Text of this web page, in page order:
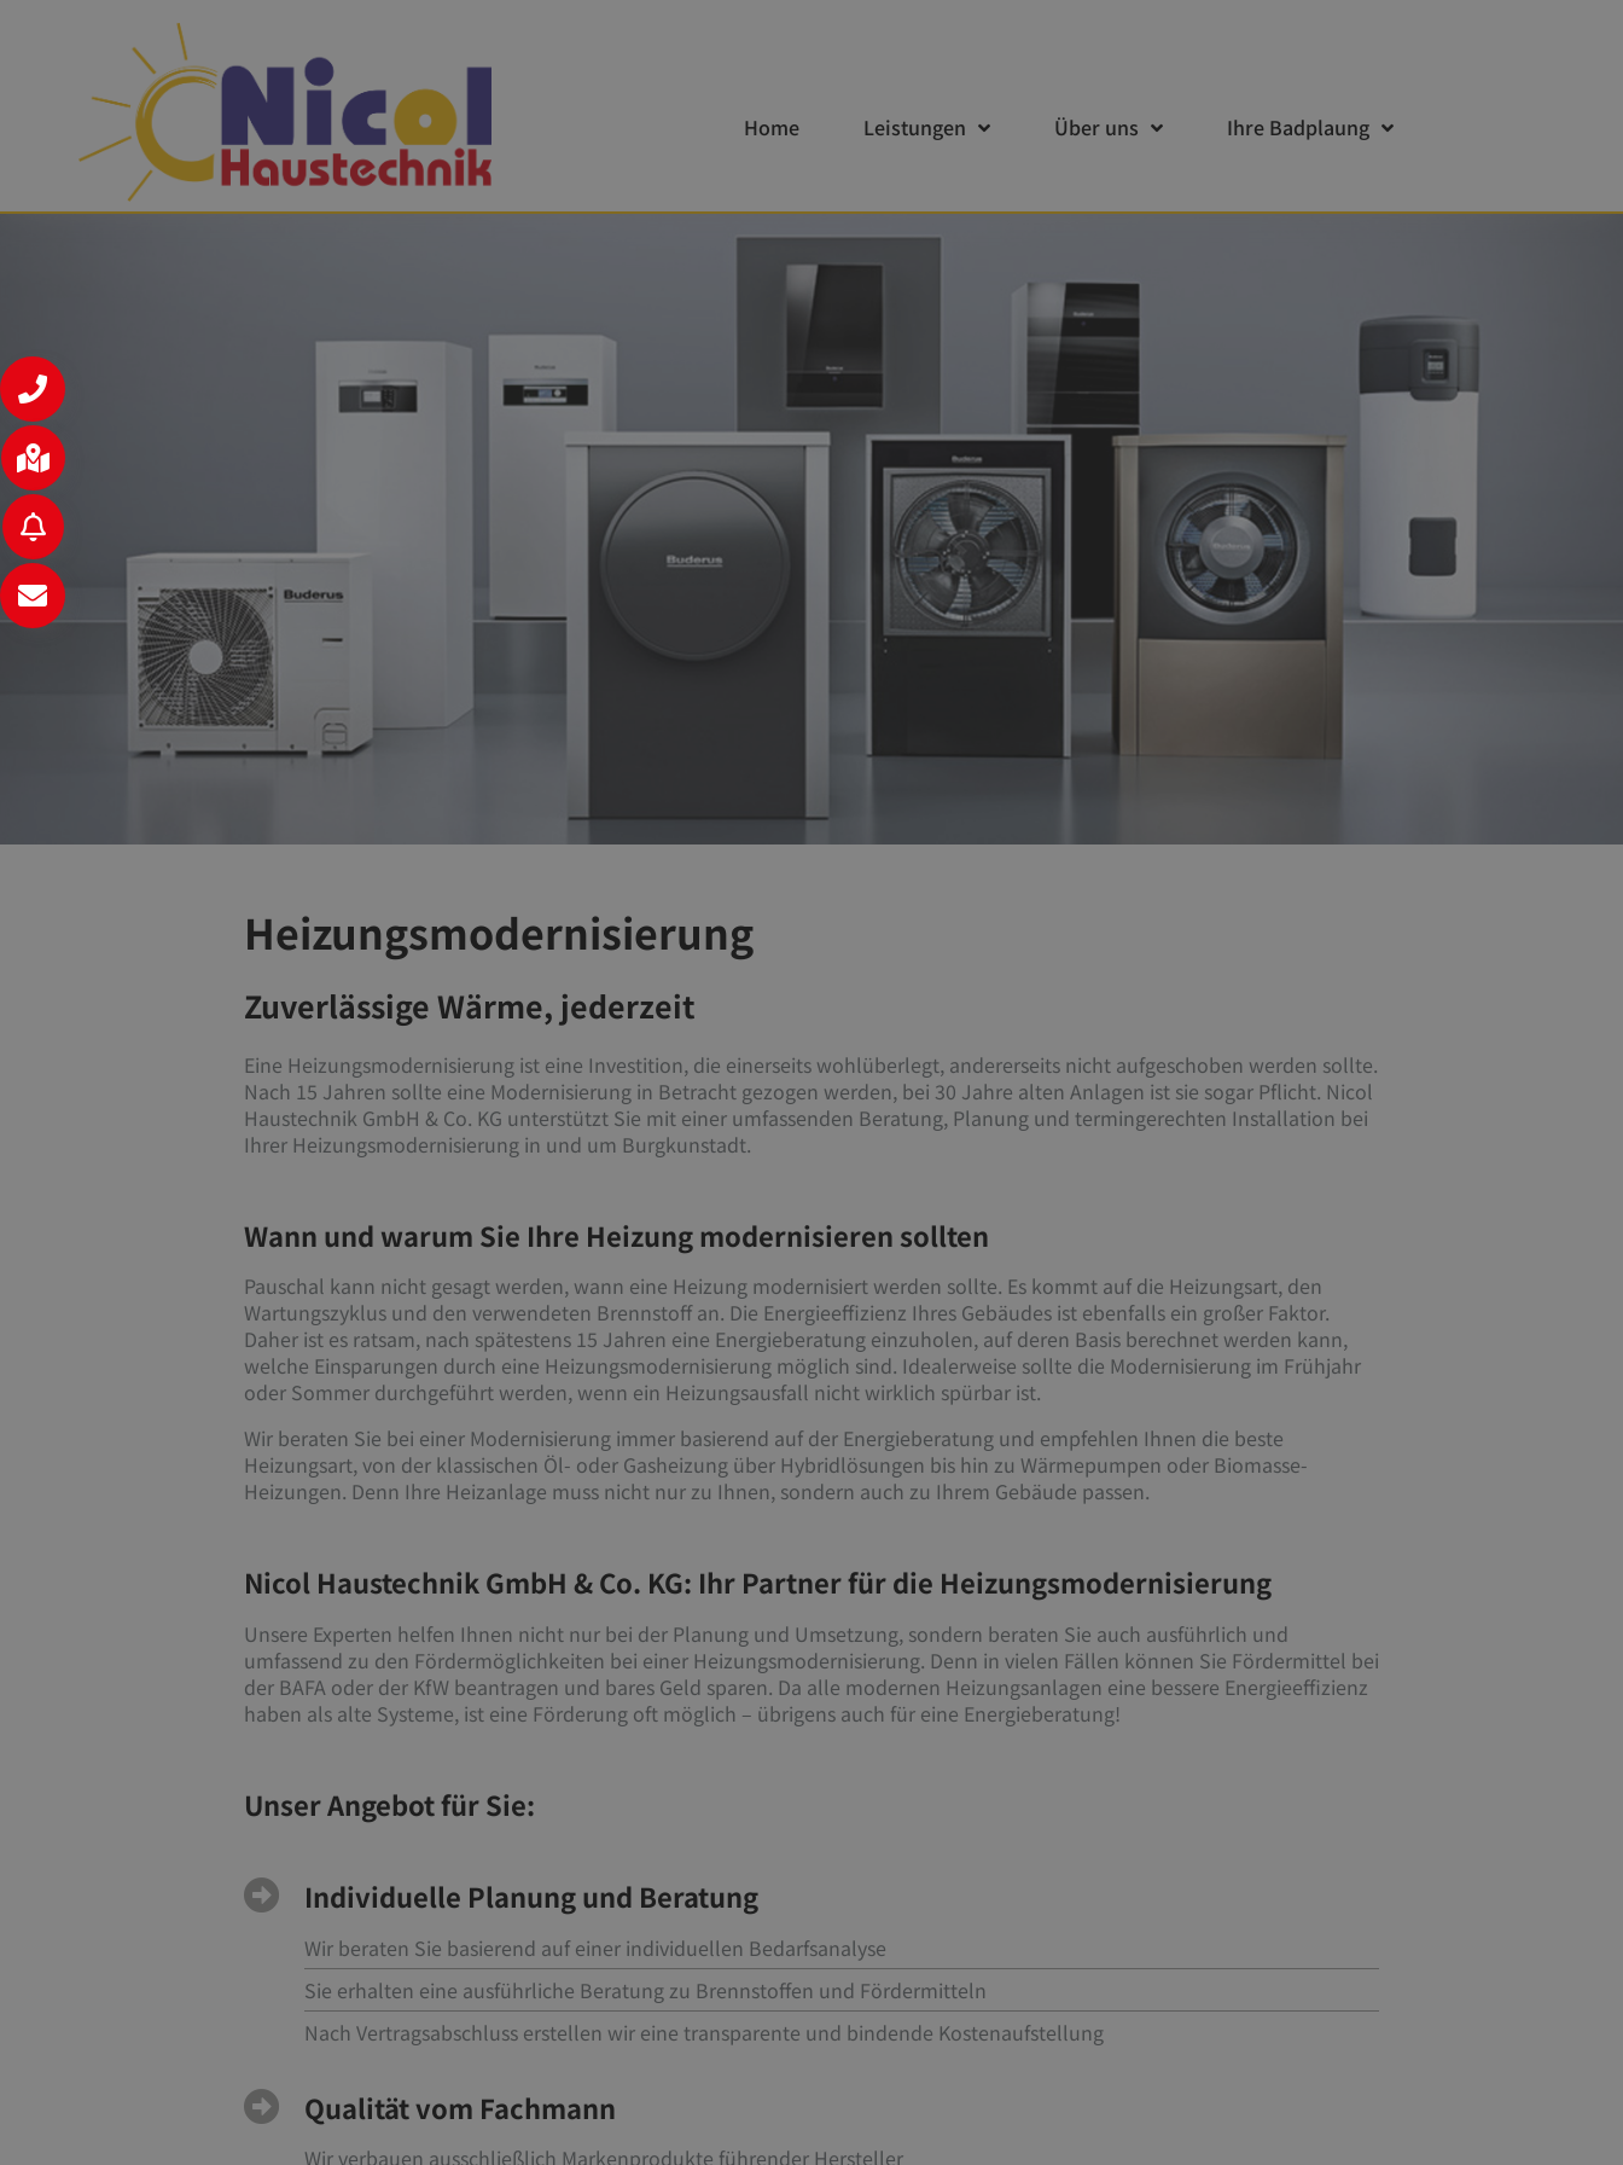
Home Leistungen Über uns Ihre Badplaung
Heizungsmodernisierung
Zuverlässige Wärme, jederzeit
Eine Heizungsmodernisierung ist eine Investition, die einerseits wohlüberlegt, andererseits nicht aufgeschoben werden sollte.
Nach 15 Jahren sollte eine Modernisierung in Betracht gezogen werden, bei 30 Jahre alten Anlagen ist sie sogar Pflicht. Nicol
Haustechnik GmbH & Co. KG unterstützt Sie mit einer umfassenden Beratung, Planung und termingerechten Installation bei
Ihrer Heizungsmodernisierung in und um Burgkunstadt.
Wann und warum Sie Ihre Heizung modernisieren sollten
Pauschal kann nicht gesagt werden, wann eine Heizung modernisiert werden sollte. Es kommt auf die Heizungsart, den
Wartungszyklus und den verwendeten Brennstoff an. Die Energieeffizienz Ihres Gebäudes ist ebenfalls ein großer Faktor.
Daher ist es ratsam, nach spätestens 15 Jahren eine Energieberatung einzuholen, auf deren Basis berechnet werden kann,
welche Einsparungen durch eine Heizungsmodernisierung möglich sind. Idealerweise sollte die Modernisierung im Frühjahr
oder Sommer durchgeführt werden, wenn ein Heizungsausfall nicht wirklich spürbar ist.
Wir beraten Sie bei einer Modernisierung immer basierend auf der Energieberatung und empfehlen Ihnen die beste
Heizungsart, von der klassischen Öl- oder Gasheizung über Hybridlösungen bis hin zu Wärmepumpen oder Biomasse-
Heizungen. Denn Ihre Heizanlage muss nicht nur zu Ihnen, sondern auch zu Ihrem Gebäude passen.
Nicol Haustechnik GmbH & Co. KG: Ihr Partner für die Heizungsmodernisierung
Unsere Experten helfen Ihnen nicht nur bei der Planung und Umsetzung, sondern beraten Sie auch ausführlich und
umfassend zu den Fördermöglichkeiten bei einer Heizungsmodernisierung. Denn in vielen Fällen können Sie Fördermittel bei
der BAFA oder der KfW beantragen und bares Geld sparen. Da alle modernen Heizungsanlagen eine bessere Energieeffizienz
haben als alte Systeme, ist eine Förderung oft möglich – übrigens auch für eine Energieberatung!
Unser Angebot für Sie:
Individuelle Planung und Beratung
Wir beraten Sie basierend auf einer individuellen Bedarfsanalyse
Sie erhalten eine ausführliche Beratung zu Brennstoffen und Fördermitteln
Nach Vertragsabschluss erstellen wir eine transparente und bindende Kostenaufstellung
Qualität vom Fachmann
Wir verbauen ausschließlich Markenprodukte führender Hersteller